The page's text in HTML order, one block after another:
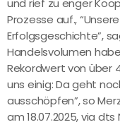
und rief zu enger
Prozesse auf.,
Erfolgsgeschichte”,
Handelsvolumen
Rekordwert von über
uns einig: Da geht
ausschöpfen”, so
am 18.07.2025, via